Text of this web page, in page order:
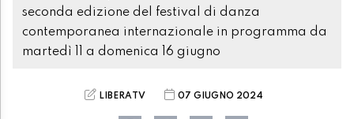
seconda edizione del festival di danza
contemporanea internazionale in programma da
martedì 11 a domenica 16 giugno
LIBERATV 07 GIUGNO 2024